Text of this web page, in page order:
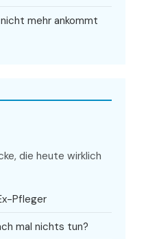
mehr ankommt
die heute wirklich
Pfleger
mal nichts tun?